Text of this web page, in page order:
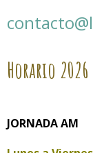
Horario
JORNADA AM